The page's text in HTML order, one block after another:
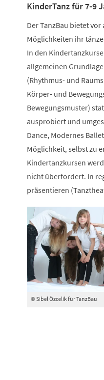
KinderTanz für 7-9
Der TanzBau bietet
Möglichkeiten ihr
In den
allgemeinen
(Rhythmus- und
Körper- und
Bewegungsmuster)
ausprobiert und
Dance, Modernes
Möglichkeit, selbst zu
Kindertanzkursen
nicht überfordert. In
präsentieren
© Sibel Özcelik für TanzBau